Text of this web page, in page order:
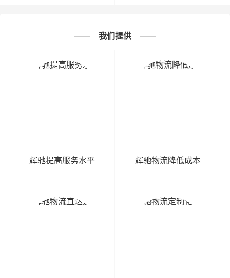
我们提供
辉驰提高服务水平 辉驰物流降低成本